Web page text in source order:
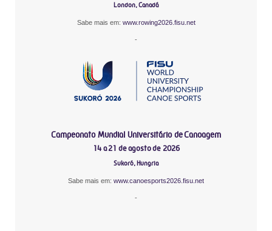
London, Canadá
Sabe mais em: www.rowing2026.fisu.net
-
Campeonato Mundial Universitário de Canoagem
14 a 21 de agosto de 2026
Sukoró, Hungria
Sabe mais em: www.canoesports2026.fisu.net
-